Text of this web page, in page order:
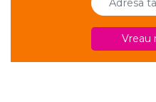
Vreau